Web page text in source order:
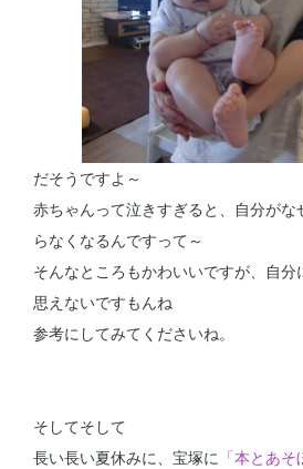
だそうですよ～
赤ちゃんって泣きすぎると、自分がな
らなくなるんですって～
そんなところもかわいいですが、自分
思えないですもんね
参考にしてみてくださいね。
そしてそして
長い長い夏休みに、宝塚に 「本とあ